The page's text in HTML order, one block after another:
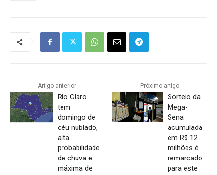
Artigo anterior
Rio Claro
tem
domingo de
céu nublado,
alta
probabilidade
de chuva e
máxima de
Próximo artigo
Sorteio da
Mega-
Sena
acumulada
em R$ 12
milhões é
remarcado
para este